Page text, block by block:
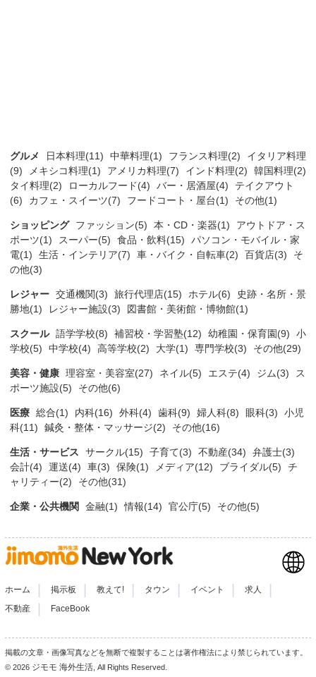
グルメ 日本料理(11) 中華料理(1) フランス料理(2)
イタリア料理
(9)
メキシコ料理(1) アメリカ料理(7) インド料理(2)
韓国料理(2)
タイ料理(2)
ローカルフード(4) バー・居酒屋(4)
テイクアウト
(6)
カフェ・スイーツ(7) フードコート・屋台(1) その他(1)
ショッピング ファッション(5) 本・CD・楽器(1)
アウトドア・ス
ポーツ(1)
スーパー(5) 食品・飲料(15)
パソコン・モバイル・家
電(1)
生活・インテリア(7) 車・バイク・自転車(2) 百貨店(3)
そ
の他(3)
レジャー 交通機関(3) 旅行代理店(15) ホテル(6)
史跡・名所・景
勝地(1)
レジャー施設(3) 図書館・美術館・博物館(1)
スクール 語学学校(8) 補習校・学習塾(12) 幼稚園・保育園(9)
小
学校(5)
中学校(4) 高等学校(2) 大学(1) 専門学校(3) その他(29)
美容・健康 理容室・美容室(27) ネイル(5) エステ(4) ジム(3)
ス
ポーツ施設(5)
その他(6)
医療 総合(1) 内科(16) 外科(4) 歯科(9) 婦人科(8) 眼科(3)
小児
科(11)
鍼灸・整体・マッサージ(2) その他(16)
生活・サービス サークル(15) 子育て(3) 不動産(34)
弁護士(3)
会計(4)
運送(4) 車(3) 保険(1) メディア(12) ブライダル(5)
チ
ャリティー(2)
その他(31)
企業・公共機関 金融(1) 情報(14) 官公庁(5) その他(5)
ホーム 掲示板 教えて! タウン イベント 求人
不動産 FaceBook
掲載の文章・画像写真などを無断で複製することは著作権法により禁じられています。
© 2026 ジモモ 海外生活 , All Rights Reserved.